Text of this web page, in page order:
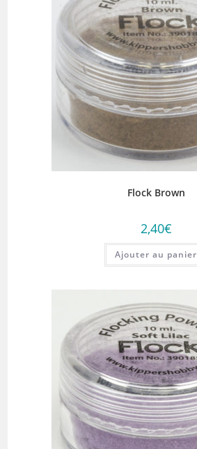
Flock Brown
2,40€
Ajouter au panier